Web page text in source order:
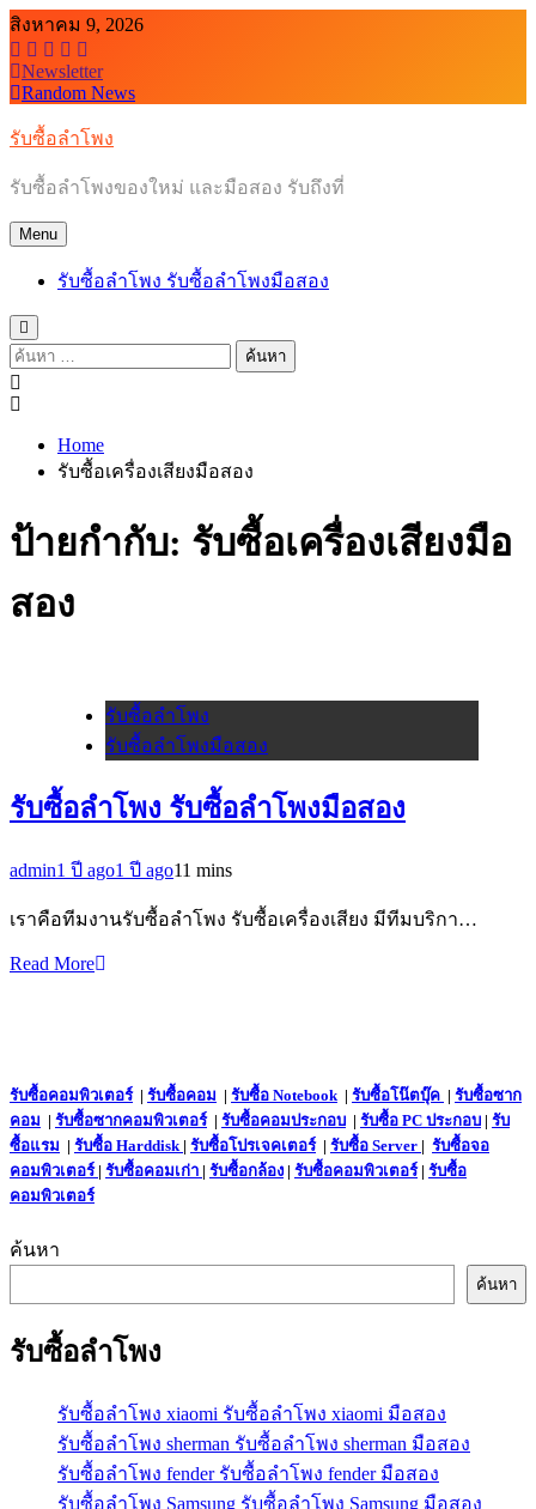
Skip
to
content
สิงหาคม 9, 2026
Newsletter
Random News
รับซื้อลำโพง
รับซื้อลำโพงของใหม่ และมือสอง รับถึงที่
Menu
รับซื้อลำโพง รับซื้อลำโพงมือสอง
ค้นหา
สำหรับ:
Home
รับซื้อเครื่องเสียงมือสอง
ป้ายกำกับ: รับซื้อเครื่องเสียงมือ
สอง
รับซื้อลำโพง
รับซื้อลำโพงมือสอง
รับซื้อลำโพง รับซื้อลำโพงมือสอง
admin1 ปี ago1 ปี ago11 mins
เราคือทีมงานรับซื้อลำโพง รับซื้อเครื่องเสียง มีทีมบริกา…
Read More
รับซื้อคอมพิวเตอร์| รับซื้อคอม | รับซื้อ Notebook | รับซื้อโน๊ตบุ๊ค | รับซื้อซาก
คอม | รับซื้อซากคอมพิวเตอร์| รับซื้อคอมประกอบ | รับซื้อ PC ประกอบ | รับ
ซื้อแรม | รับซื้อ Harddisk | รับซื้อโปรเจคเตอร์| รับซื้อ Server | รับซื้อจอ
คอมพิวเตอร์ | รับซื้อคอมเก่า | รับซื้อกล้อง | รับซื้อคอมพิวเตอร์| รับซื้อ
คอมพิวเตอร์
ค้นหา
ค้นหา
รับซื้อลำโพง
รับซื้อลำโพง xiaomi รับซื้อลำโพง xiaomi มือสอง
รับซื้อลำโพง sherman รับซื้อลำโพง sherman มือสอง
รับซื้อลำโพง fender รับซื้อลำโพง fender มือสอง
รับซื้อลำโพง Samsung รับซื้อลำโพง Samsung มือสอง